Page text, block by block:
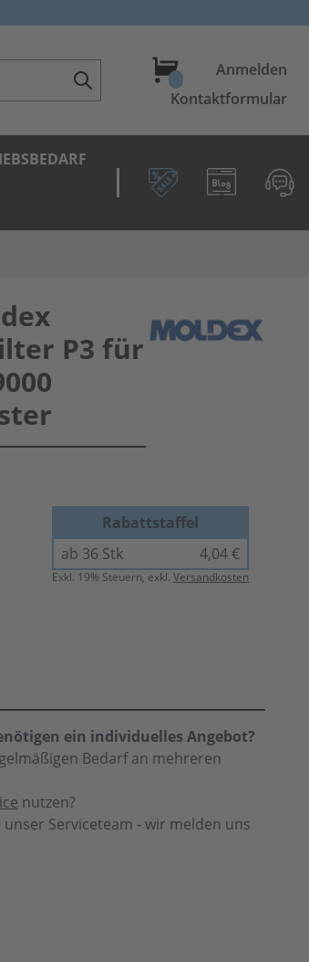
WarenkorbAnmelden
Kontaktformular
P3 für
Rabattstaffel
ab 36 Stk
4,04 €
Exkl. 19% Steuern, exkl.Versandkosten
ein individuelles Angebot?
Bedarf an mehreren
nutzen?
Serviceteam - wir melden uns